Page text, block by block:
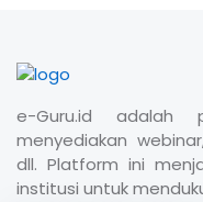
e-Guru.id adalah
menyediakan
dll. Platform ini
institusi untuk